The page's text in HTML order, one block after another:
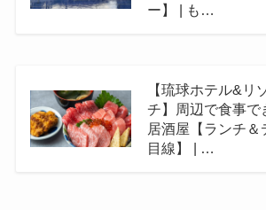
ー】 | も…
【琉球ホテル&リ
チ】周辺で食事で
居酒屋【ランチ
目線】 | …